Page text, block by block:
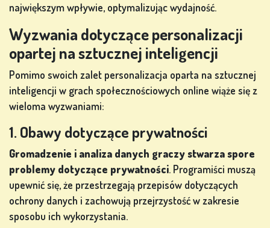
największym wpływie, optymalizując wydajność.
Wyzwania dotyczące personalizacji
opartej na sztucznej inteligencji
Pomimo swoich zalet personalizacja oparta na sztucznej
inteligencji w grach społecznościowych online wiąże się z
wieloma wyzwaniami:
1. Obawy dotyczące prywatności
Gromadzenie i analiza danych graczy stwarza spore
problemy dotyczące prywatności. Programiści muszą
upewnić się, że przestrzegają przepisów dotyczących
ochrony danych i zachowują przejrzystość w zakresie
sposobu ich wykorzystania.